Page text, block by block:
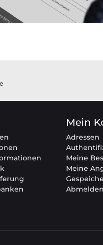
Mein
Adressen
Meine
Meine
Abmelden